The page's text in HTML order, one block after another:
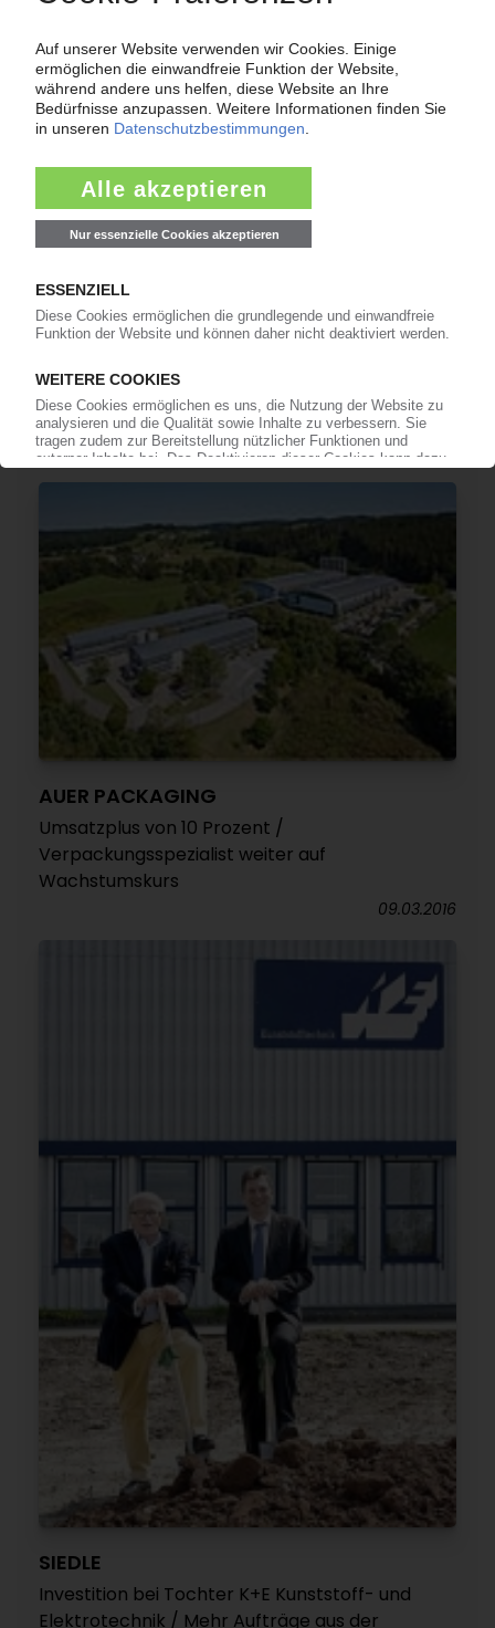
STS
Lkw-Zulieferer ernennt neuen Finanzvorstand
26.02.2019
AUER PACKAGING
Umsatzplus von 10 Prozent /
Verpackungsspezialist weiter auf
Wachstumskurs
09.03.2016
SIEDLE
Investition bei Tochter K+E Kunststoff- und
Elektrotechnik / Mehr Aufträge aus der